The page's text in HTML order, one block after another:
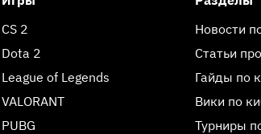
CS 2
Dota 2
League of Legends
VALORANT
PUBG
Новости
Статьи
Гайды по
Вики по
Турниры